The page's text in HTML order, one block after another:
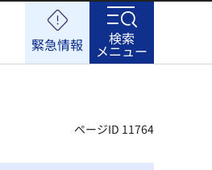
緊急情報 検索
メニュー
ページID 11764